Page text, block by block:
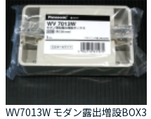
WV7013W モダン露出増設BOX3